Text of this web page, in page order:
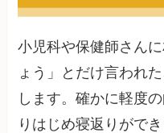
小児科や保健師さん
ょう」とだけ言われ
します。確かに軽度
りはじめ寝返りがで